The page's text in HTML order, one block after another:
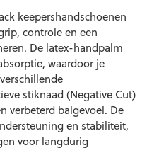
keepershandschoenen
controle en een
De latex-handpalm
waardoor je
stiknaad (Negative Cut)
verbeterd balgevoel. De
en stabiliteit,
voor langdurig